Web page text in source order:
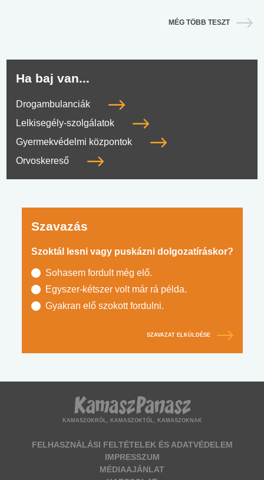
MÉG TÖBB TESZT
Ha baj van...
Drogambulanciák
Lelkisegély-szolgálatok
Gyermekvédelmi központok
Orvoskereső
Szavazás
Szoktál lesni vagy puskázni dolgozatíráskor?
Sohasem fordult még elő.
Egyszer-kétszer volt már rá példa.
Gyakran elő szokott fordulni.
SZAVAZAT ELKÜLDÉSE
KAMASZOKRÓL, KAMASZOKTÓL, KAMASZOKNAK
FELHASZNÁLÁSI FELTÉTELEK ÉS ADATVÉDELEM
IMPRESSZUM
MÉDIAAJÁNLAT